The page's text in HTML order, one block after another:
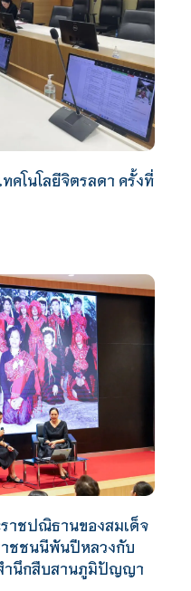
คโนโลยีจิตรลดา ครั้งที่
าชปณิธานของสมเด็จ
าชชนนีพันปีหลวงกับ
ำนึกสืบสานภูมิปัญญา